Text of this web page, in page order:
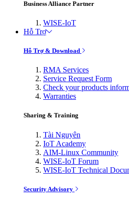
Business Alliance Partner
WISE-IoT
Hỗ Trợ
Hỗ Trợ & Download
RMA Services
Service Request Form
Check your products
Warranties
Sharing & Training
Tài Nguyên
IoT Academy
AIM-Linux Community
WISE-IoT Forum
WISE-IoT Technical
Security Advisory